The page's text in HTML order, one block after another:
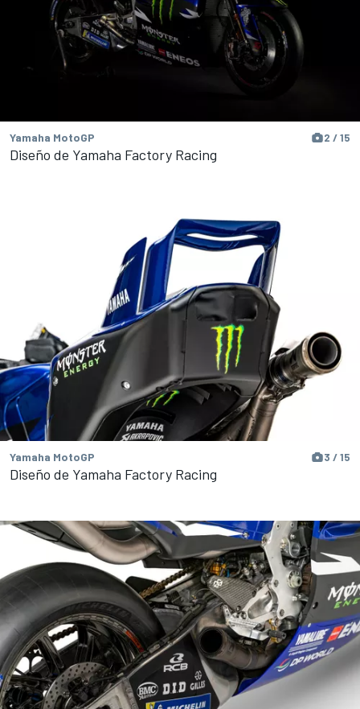
Yamaha MotoGP 2 / 15
Diseño de Yamaha Factory Racing
Yamaha MotoGP 3 / 15
Diseño de Yamaha Factory Racing